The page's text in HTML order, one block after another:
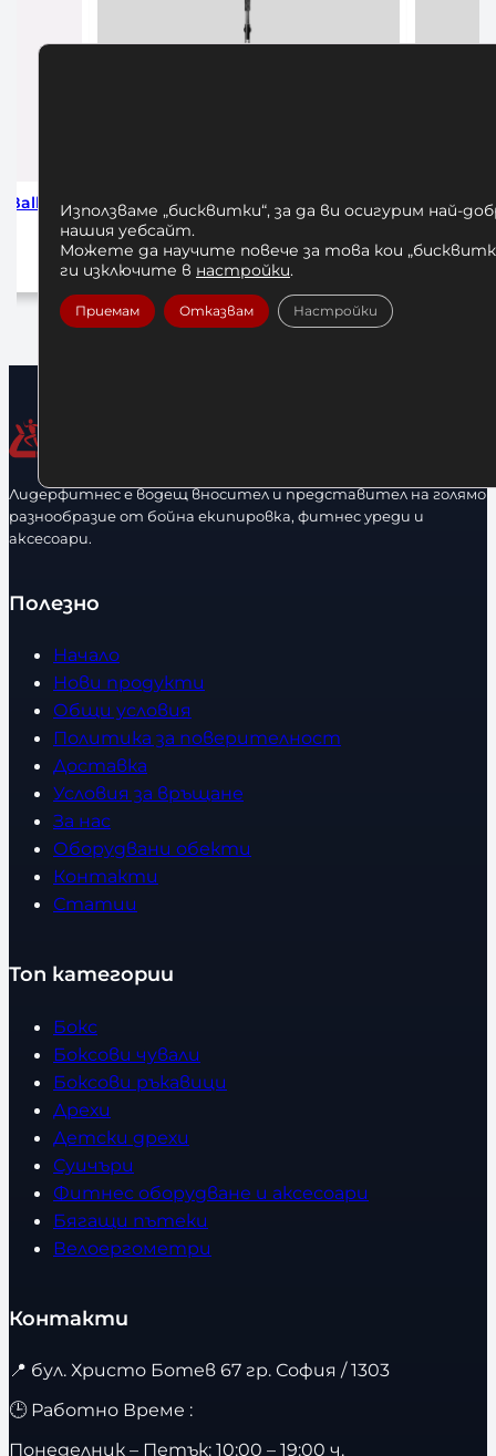
Reflex
Hayabusa Quick Swap Precision
Reflex Bag
350,00€/ 684,54 лв.
Бански
Shorts –
Лидерфитнес е водещ вносител и представител на голямо
разнообразие от бойна екипировка, фитнес уреди и
аксесоари.
Полезно
Начало
Нови продукти
Общи условия
Политика за поверителност
Доставка
Условия за връщане
За нас
Оборудвани обекти
Контакти
Статии
Топ категории
Бокс
Боксови чували
Боксови ръкавици
Дрехи
Детски дрехи
Суичъри
Фитнес оборудване и аксесоари
Бягащи пътеки
Велоергометри
Контакти
📍 бул. Христо Ботев 67 гр. София / 1303
🕒 Работно Време :
Понеделник – Петък: 10:00 – 19:00 ч.
Използваме „бисквитки“, за да ви осигурим най-
нашия уебсайт.
Можете да научите повече за това кои
ги изключите в настройки.
Приемам Отказвам Настройки